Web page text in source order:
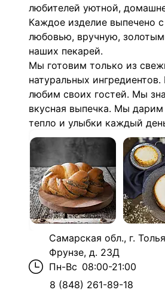
любителей уютной,
Каждое изделие выпечено
любовью, вручную,
наших пекарей.
Мы готовим только из
натуральных
любим своих гостей. Мы
вкусная выпечка. Мы
тепло и улыбки каждый
Самарская обл., г.
Фрунзе, д. 23Д
Пн-Вс 08:00-21:00
8 (848) 261-89-18